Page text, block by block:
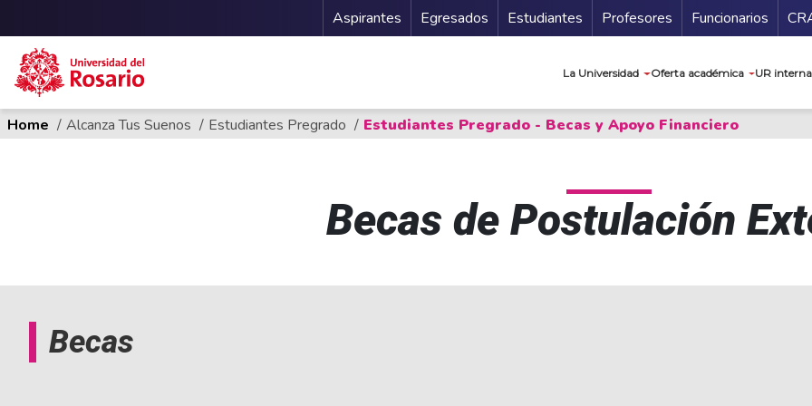
Pasar al contenido principal
Menu Secundario
Aspirantes Egresados Estudiantes Profesores Funcionarios
La Universidad Oferta académica UR
Ruta de navegación
Home Alcanza Tus Suenos Estudiantes Pregrado Estudiantes Pregrado - Becas y Apoyo Financiero
Becas de Postulación
Becas